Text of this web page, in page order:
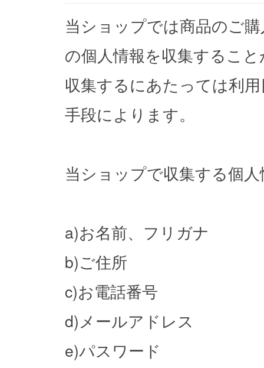
当ショップでは商品のご
の個人情報を収集するこ
収集するにあたっては利
手段によります。
当ショップで収集する個
a)お名前、フリガナ
b)ご住所
c)お電話番号
d)メールアドレス
e)パスワード